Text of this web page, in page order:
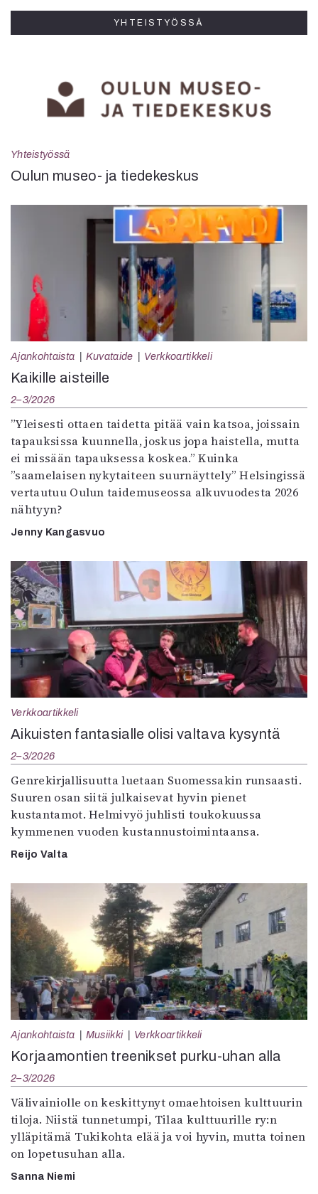
YHTEISTYÖSSÄ
Yhteistyössä
Oulun museo- ja tiedekeskus
Ajankohtaista Kuvataide Verkkoartikkeli
Kaikille aisteille
2–3/2026
”Yleisesti ottaen taidetta pitää vain katsoa, joissain
tapauksissa kuunnella, joskus jopa haistella, mutta
ei missään tapauksessa koskea.” Kuinka
”saamelaisen nykytaiteen suurnäyttely” Helsingissä
vertautuu Oulun taidemuseossa alkuvuodesta 2026
nähtyyn?
Jenny Kangasvuo
Verkkoartikkeli
Aikuisten fantasialle olisi valtava kysyntä
2–3/2026
Genrekirjallisuutta luetaan Suomessakin runsaasti.
Suuren osan siitä julkaisevat hyvin pienet
kustantamot. Helmivyö juhlisti toukokuussa
kymmenen vuoden kustannustoimintaansa.
Reijo Valta
Ajankohtaista Musiikki Verkkoartikkeli
Korjaamontien treenikset purku-uhan alla
2–3/2026
Välivainiolle on keskittynyt omaehtoisen kulttuurin
tiloja. Niistä tunnetumpi, Tilaa kulttuurille ry:n
ylläpitämä Tukikohta elää ja voi hyvin, mutta toinen
on lopetusuhan alla.
Sanna Niemi